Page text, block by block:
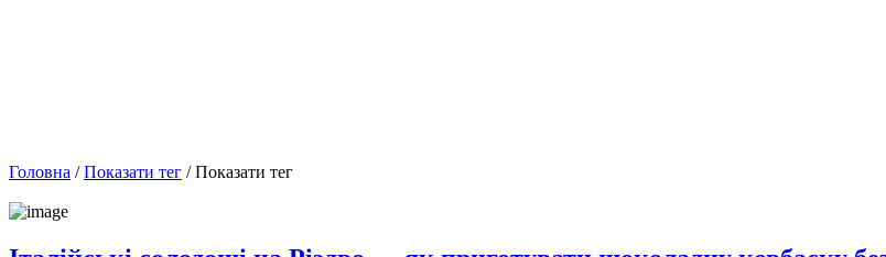
Головна /Показати тег / Показати тег